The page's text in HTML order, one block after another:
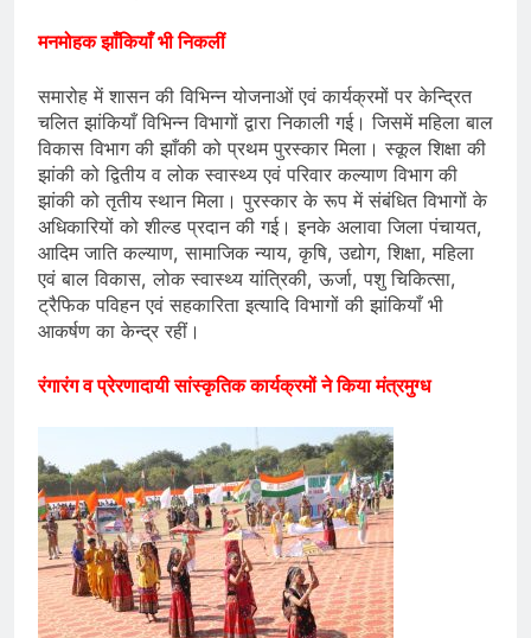
मनमोहक झाँकियाँ भी निकलीं
समारोह में शासन की विभिन्न योजनाओं एवं कार्यक्रमों पर केन्द्रित
चलित झांकियाँ विभिन्न विभागों द्वारा निकाली गई। जिसमें महिला बाल
विकास विभाग की झाँकी को प्रथम पुरस्कार मिला। स्कूल शिक्षा की
झांकी को द्वितीय व लोक स्वास्थ्य एवं परिवार कल्याण विभाग की
झांकी को तृतीय स्थान मिला। पुरस्कार के रूप में संबंधित विभागों के
अधिकारियों को शील्ड प्रदान की गई। इनके अलावा जिला पंचायत,
आदिम जाति कल्याण, सामाजिक न्याय, कृषि, उद्योग, शिक्षा, महिला
एवं बाल विकास, लोक स्वास्थ्य यांत्रिकी, ऊर्जा, पशु चिकित्सा,
ट्रैफिक पविहन एवं सहकारिता इत्यादि विभागों की झांकियाँ भी
आकर्षण का केन्द्र रहीं।
रंगारंग व प्रेरणादायी सांस्कृतिक कार्यक्रमों ने किया मंत्रमुग्ध